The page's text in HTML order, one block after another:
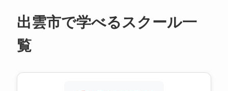
出雲市で学べるスクール一
覧